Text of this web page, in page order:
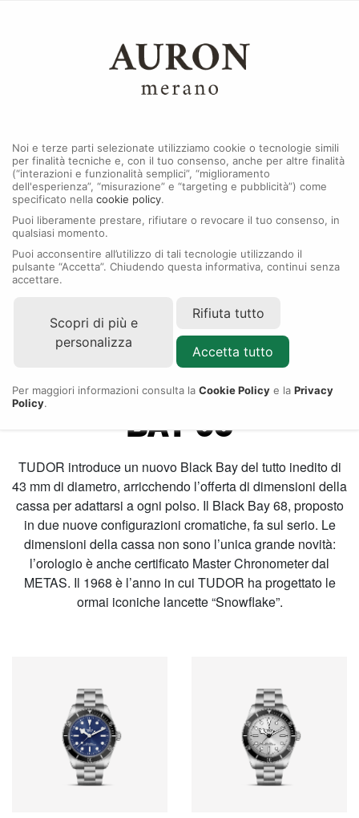
RIVENDITORE AUTORIZZATO
COLLEZIONE BLACK
BAY 68
TUDOR introduce un nuovo Black Bay del tutto inedito di
43 mm di diametro, arricchendo l’offerta di dimensioni della
cassa per adattarsi a ogni polso. Il Black Bay 68, proposto
in due nuove configurazioni cromatiche, fa sul serio. Le
dimensioni della cassa non sono l’unica grande novità:
l’orologio è anche certificato Master Chronometer dal
METAS. Il 1968 è l’anno in cui TUDOR ha progettato le
ormai iconiche lancette “Snowflake”.
Noi e terze parti selezionate utilizziamo cookie o tecnologie simili
per finalità tecniche e, con il tuo consenso, anche per altre finalità
(“interazioni e funzionalità semplici”, “miglioramento
dell'esperienza”, “misurazione” e “targeting e pubblicità”) come
specificato nella cookie policy.
Puoi liberamente prestare, rifiutare o revocare il tuo consenso, in
qualsiasi momento.
Puoi acconsentire all’utilizzo di tali tecnologie utilizzando il
pulsante “Accetta”. Chiudendo questa informativa, continui senza
accettare.
Scopri di più e
personalizza
Rifiuta tutto
Accetta tutto
Per maggiori informazioni consulta la Cookie Policy e la Privacy
Policy.